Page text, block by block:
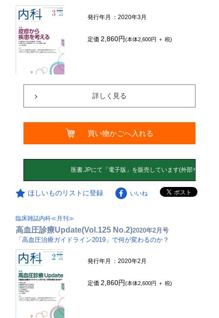
発行年月 ：2020年3月
定価2,860円(本体2,600円 ＋ 税)
詳しく見る
買い物かごへ入れる
ほしいものリストに登録 いいね
臨床雑誌内科≪月刊≫
高血圧診療Update(Vol.125 No.2)2020年2月号
「高血圧治療ガイドライン2019」で何が変わるのか？
発行年月 ：2020年2月
定価2,860円(本体2,600円 ＋ 税)